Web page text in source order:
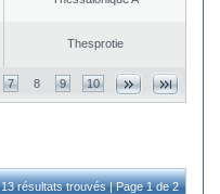
Thesprotie
7 8 9 10
13 résultats trouvés | Page 1 de 2